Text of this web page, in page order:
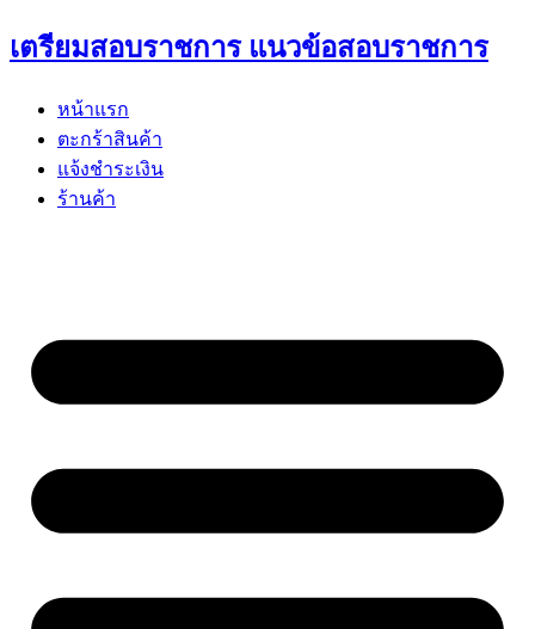
Skip
to
เตรียมสอบราชการ แนวข้อสอบราชการ
หน้าแรก
ตะกร้าสินค้า
แจ้งชำระเงิน
ร้านค้า